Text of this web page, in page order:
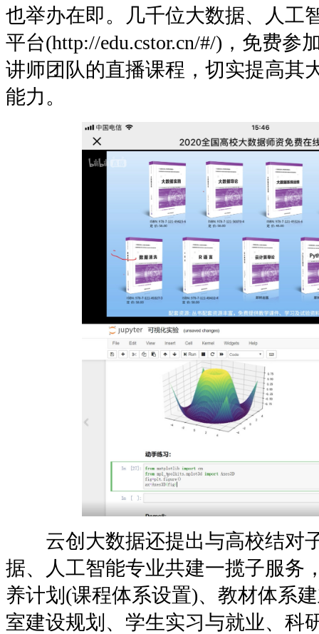
也举办在即。几千位大数据、人工
平台(http://edu.cstor.cn/#/)，免费参
讲师团队的直播课程，切实提高其
能力。
云创大数据还提出与高校结对
据、人工智能专业共建一揽子服务
养计划(课程体系设置)、教材体系
室建设规划、学生实习与就业、科